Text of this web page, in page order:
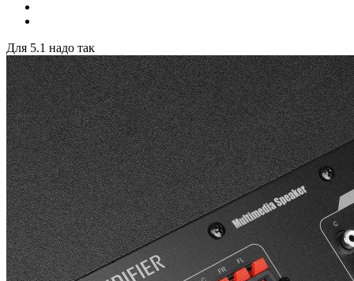
Для 5.1 надо так